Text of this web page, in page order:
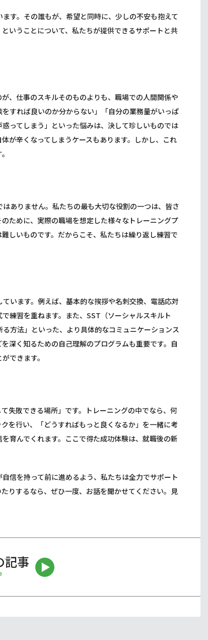
す。その誰もが、希望と同時に、少しの不安も抱えて
いうことについて、私たちが提供できるサポートと共
、仕事のスキルそのものよりも、職場での人間関係や
すれば良いのか分からない」「自分の業務量がいっぱ
ってしまう」といった悩みは、決して珍しいものでは
が辛くなってしまうケースもあります。しかし、これ
ありません。私たちの最も大切な役割の一つは、皆さ
ために、実際の職場を想定した様々なトレーニングプ
しいものです。だからこそ、私たちは繰り返し練習で
います。例えば、基本的な挨拶や名刺交換、電話応対
練習を重ねます。また、SST（ソーシャルスキルト
方法」といった、より具体的なコミュニケーションス
深く知るための自己理解のプログラムも重要です。自
できます。
失敗できる場所」です。トレーニングの中でなら、何
を行い、「どうすればもっと良くなるか」を一緒に考
育んでくれます。ここで得た成功体験は、就職後の新
信を持って前に進めるよう、私たちは全力でサポート
りするなら、ぜひ一度、お話を聞かせてください。見
記事